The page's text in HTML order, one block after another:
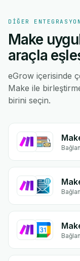
DIĞER
Make
araçla
eGrow içerisinde
Make ile
birini seçin.